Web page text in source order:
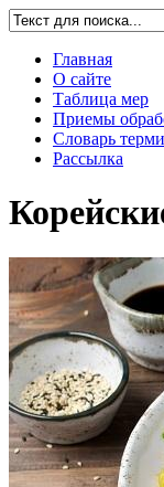
Главная
О сайте
Таблица мер
Приемы
Словарь
Рассылка